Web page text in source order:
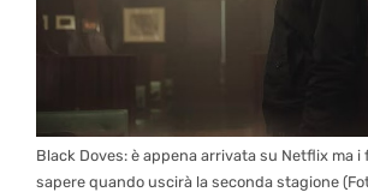
Black Doves: è appena arrivata su Netflix ma i
sapere quando uscirà la seconda stagione